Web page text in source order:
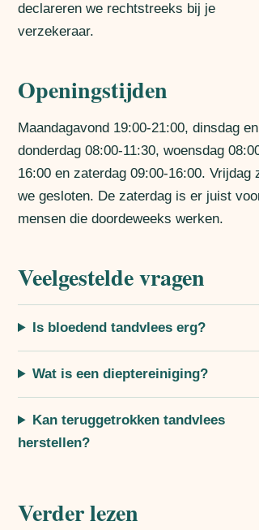
declareren we rechtstreeks bij je
verzekeraar.
Openingstijden
Maandagavond 19:00-21:00, dinsdag en
donderdag 08:00-11:30, woensdag 08:00-
16:00 en zaterdag 09:00-16:00. Vrijdag
we gesloten. De zaterdag is er juist voor
mensen die doordeweeks werken.
Veelgestelde vragen
Is bloedend tandvlees erg?
Wat is een dieptereiniging?
Kan teruggetrokken tandvlees
herstellen?
Verder lezen